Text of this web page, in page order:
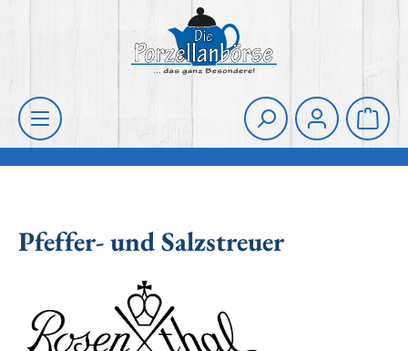
Hauptinhalt springen
Pfeffer- und Salzstreuer